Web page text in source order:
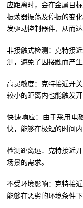
应距离时，会在金属目
振荡器振荡及停振的变
发驱动控制器件，从而
非接触式检测：克特接
测，避免了因接触而产生
高灵敏度：克特接近开
较小的距离内也能触发开
快速响应：由于采用电
快，能够在极短的时间
检测距离远：克特接近
场景的需求。
不受环境影响：克特接
能够在恶劣的环境条件下